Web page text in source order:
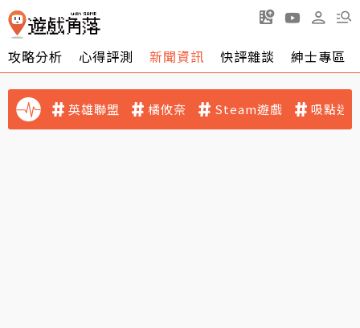
攻略分析 心得評測 新聞資訊 快評雜談 紳士專區
英雄聯盟 橘攸奈 Steam遊戲 吸點迷